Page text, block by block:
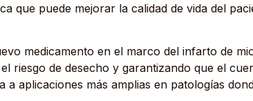
que puede mejorar la calidad de vida del
medicamento en el marco del infarto de
riesgo de desecho y garantizando que el
aplicaciones más amplias en patologías